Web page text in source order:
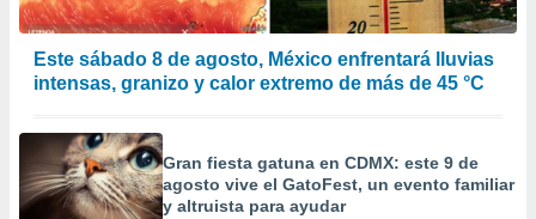
Este sábado 8 de agosto, México enfrentará lluvias
intensas, granizo y calor extremo de más de 45 °C
Gran fiesta gatuna en CDMX: este 9 de
agosto vive el GatoFest, un evento familiar
y altruista para ayudar